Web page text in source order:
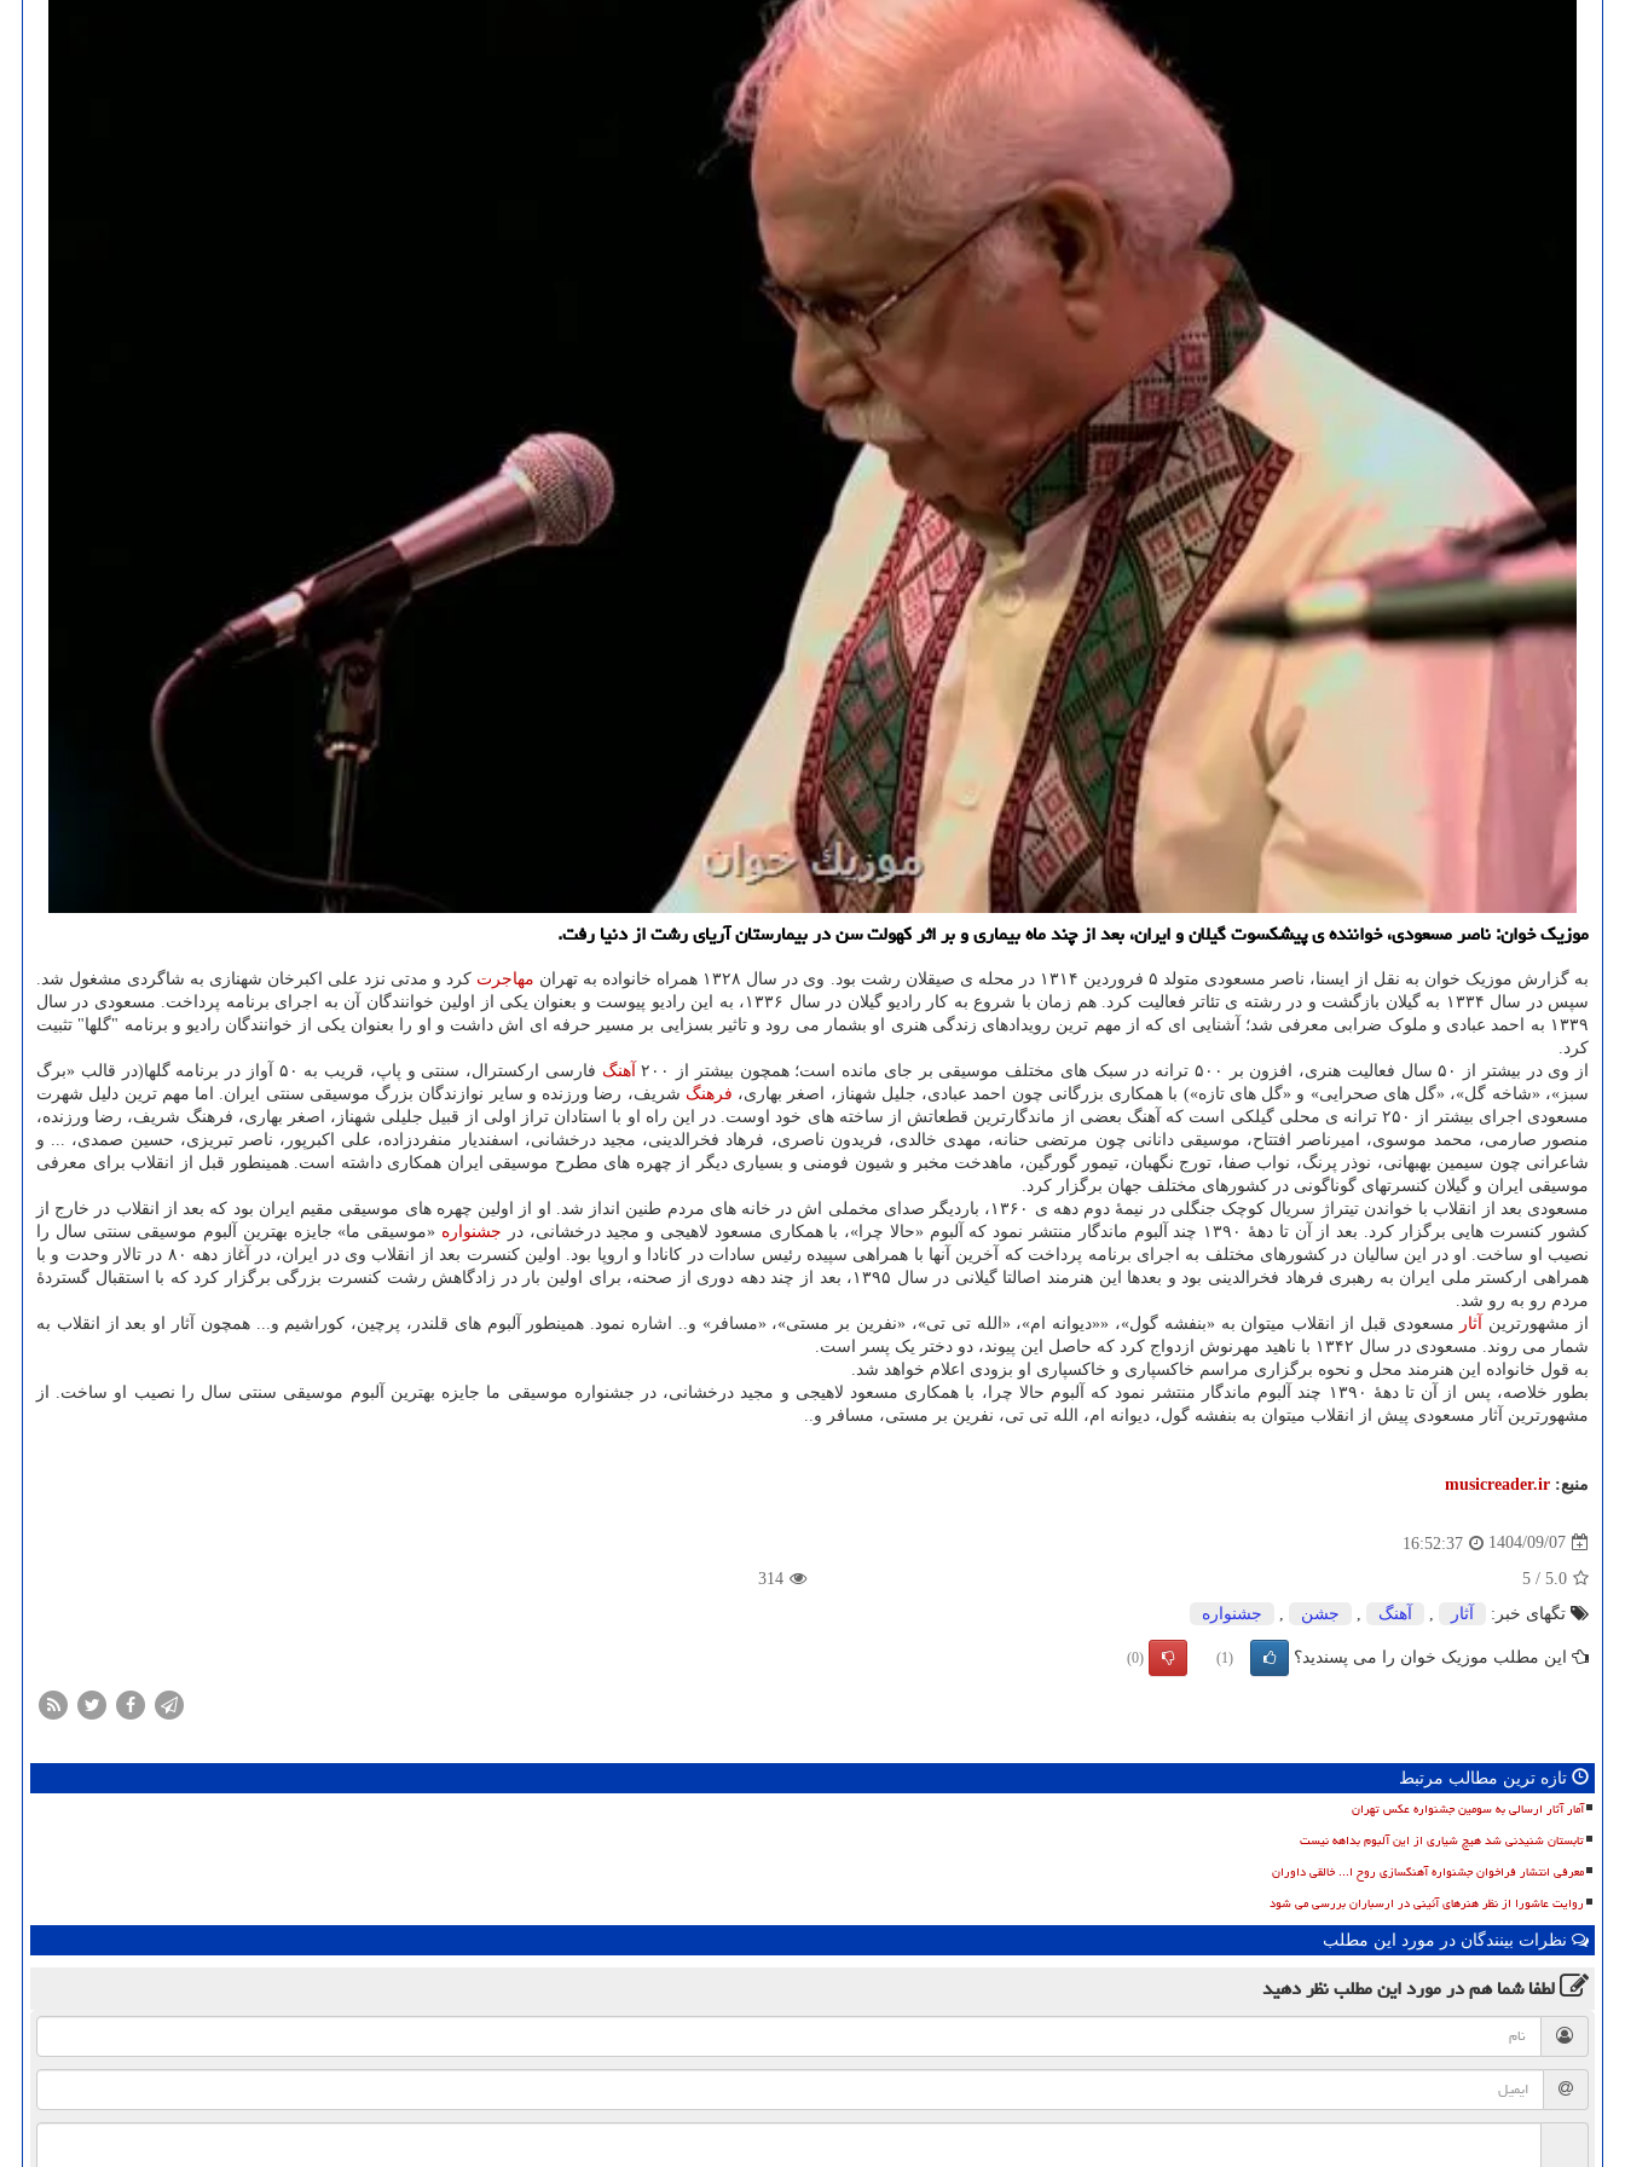
موزیک خوان: ناصر مسعودی، خواننده ی پیشکسوت گیلان و ایران، بعد از چند ماه بیماری و بر اثر کهولت سن در بیمارستان آریای رشت از دنیا رفت.
به گزارش موزیک خوان به نقل از ایسنا، ناصر مسعودی متولد ۵ فروردین ۱۳۱۴ در محله ی صیقلان رشت بود. وی در سال ۱۳۲۸ همراه خانواده به تهران مهاجرت کرد و مدتی نزد علی اکبرخان شهنازی به شاگردی مشغول شد.
سپس در سال ۱۳۳۴ به گیلان بازگشت و در رشته ی تئاتر فعالیت کرد. هم زمان با شروع به کار رادیو گیلان در سال ۱۳۳۶، به این رادیو پیوست و بعنوان یکی از اولین خوانندگان آن به اجرای برنامه پرداخت. مسعودی در سال
۱۳۳۹ به احمد عبادی و ملوک ضرابی معرفی شد؛ آشنایی ای که از مهم ترین رویدادهای زندگی هنری او بشمار می رود و تاثیر بسزایی بر مسیر حرفه ای اش داشت و او را بعنوان یکی از خوانندگان رادیو و برنامه "گلها" تثبیت
کرد.
از وی در بیشتر از ۵۰ سال فعالیت هنری، افزون بر ۵۰۰ ترانه در سبک های مختلف موسیقی بر جای مانده است؛ همچون بیشتر از ۲۰۰
آهنگ
فارسی ارکسترال، سنتی و پاپ، قریب به ۵۰ آواز در برنامه گلها(در قالب «برگ
سبز»، «شاخه گل»، «گل های صحرایی» و «گل های تازه») با همکاری بزرگانی چون احمد عبادی، جلیل شهناز، اصغر بهاری، فرهنگ شریف، رضا ورزنده و سایر نوازندگان بزرگ موسیقی سنتی ایران. اما مهم ترین دلیل شهرت
مسعودی اجرای بیشتر از ۲۵۰ ترانه ی محلی گیلکی است که آهنگ بعضی از ماندگارترین قطعاتش از ساخته های خود اوست. در این راه او با استادان تراز اولی از قبیل جلیلی شهناز، اصغر بهاری، فرهنگ شریف، رضا ورزنده،
منصور صارمی، محمد موسوی، امیرناصر افتتاح، موسیقی دانانی چون مرتضی حنانه، مهدی خالدی، فریدون ناصری، فرهاد فخرالدینی، مجید درخشانی، اسفندیار منفردزاده، علی اکبرپور، ناصر تبریزی، حسین صمدی، ... و
شاعرانی چون سیمین بهبهانی، نوذر پرنگ، نواب صفا، تورج نگهبان، تیمور گورگین، ماهدخت مخبر و شیون فومنی و بسیاری دیگر از چهره های مطرح موسیقی ایران همکاری داشته است. همینطور قبل از انقلاب برای معرفی
موسیقی ایران و گیلان کنسرتهای گوناگونی در کشورهای مختلف جهان برگزار کرد.
مسعودی بعد از انقلاب با خواندن تیتراژ سریال کوچک جنگلی در نیمهٔ دوم دهه ی ۱۳۶۰، باردیگر صدای مخملی اش در خانه های مردم طنین انداز شد. او از اولین چهره های موسیقی مقیم ایران بود که بعد از انقلاب در خارج از
کشور کنسرت هایی برگزار کرد. بعد از آن تا دههٔ ۱۳۹۰ چند آلبوم ماندگار منتشر نمود که آلبوم «حالا چرا»، با همکاری مسعود لاهیجی و مجید درخشانی، در
جشنواره «موسیقی ما» جایزه بهترین آلبوم موسیقی سنتی سال را
نصیب او ساخت. او در این سالیان در کشورهای مختلف به اجرای برنامه پرداخت که آخرین آنها با همراهی سپیده رئیس سادات در کانادا و اروپا بود. اولین کنسرت بعد از انقلاب وی در ایران، در آغاز دهه ۸۰ در تالار وحدت و با
همراهی ارکستر ملی ایران به رهبری فرهاد فخرالدینی بود و بعدها این هنرمند اصالتا گیلانی در سال ۱۳۹۵، بعد از چند دهه دوری از صحنه، برای اولین بار در زادگاهش رشت کنسرت بزرگی برگزار کرد که با استقبال گستردهٔ
مردم رو به رو شد.
از مشهورترین آثار مسعودی قبل از انقلاب میتوان به «بنفشه گول»، ««دیوانه ام»، «الله تی تی»، «نفرین بر مستی»، «مسافر» و.. اشاره نمود. همینطور آلبوم های قلندر، پرچین، کوراشیم و... همچون آثار او بعد از انقلاب به
شمار می روند. مسعودی در سال ۱۳۴۲ با ناهید مهرنوش ازدواج کرد که حاصل این پیوند، دو دختر یک پسر است.
به قول خانواده این هنرمند محل و نحوه برگزاری مراسم خاکسپاری و خاکسپاری او بزودی اعلام خواهد شد.
بطور خلاصه، پس از آن تا دههٔ ۱۳۹۰ چند آلبوم ماندگار منتشر نمود که آلبوم حالا چرا، با همکاری مسعود لاهیجی و مجید درخشانی، در جشنواره موسیقی ما جایزه بهترین آلبوم موسیقی سنتی سال را نصیب او ساخت. از
مشهورترین آثار مسعودی پیش از انقلاب میتوان به بنفشه گول، دیوانه ام، الله تی تی، نفرین بر مستی، مسافر و..
منبع: musicreader.ir
1404/09/07
16:52:37
5.0
/
5
314
تگهای خبر:
آثار آهنگ جشن جشنواره
این مطلب موزیک خوان را می پسندید؟ (1)
(0)
تازه ترین مطالب مرتبط
آمار آثار ارسالی به سومین جشنواره عکس تهران
تابستان شنیدنی شد هیچ شیاری از این آلبوم بداهه نیست
معرفی انتشار فراخوان جشنواره آهنگسازی روح ا... خالقی داوران
روایت عاشورا از نظر هنرهای آئینی در ارسباران بررسی می شود
نظرات بینندگان در مورد این مطلب
لطفا شما همدر مورد این مطلبنظر دهید